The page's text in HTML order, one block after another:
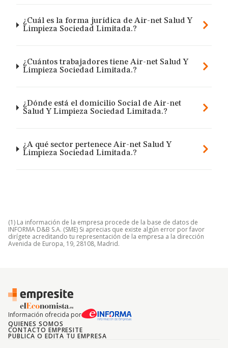
¿Cuál es la forma jurídica de Air-net Salud Y
Limpieza Sociedad Limitada.?
¿Cuántos trabajadores tiene Air-net Salud Y
Limpieza Sociedad Limitada.?
¿Dónde está el domicilio Social de Air-net
Salud Y Limpieza Sociedad Limitada.?
¿A qué sector pertenece Air-net Salud Y
Limpieza Sociedad Limitada.?
(1) La información de la empresa procede de la base de datos de
INFORMA D&B S.A. (SME) Si aprecias que existe algún error por favor
dirígete acreditando tu representación de la empresa a la dirección
Avenida de Europa, 19, 28108, Madrid.
Información ofrecida por
QUIENES SOMOS
CONTACTO EMPRESITE
PUBLICA O EDITA TU EMPRESA